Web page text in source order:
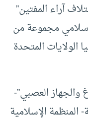
آراء المفتين”
مجموعة من
الولايات المتحدة
والجهاز العصبي”-
المنظمة الإسلامية